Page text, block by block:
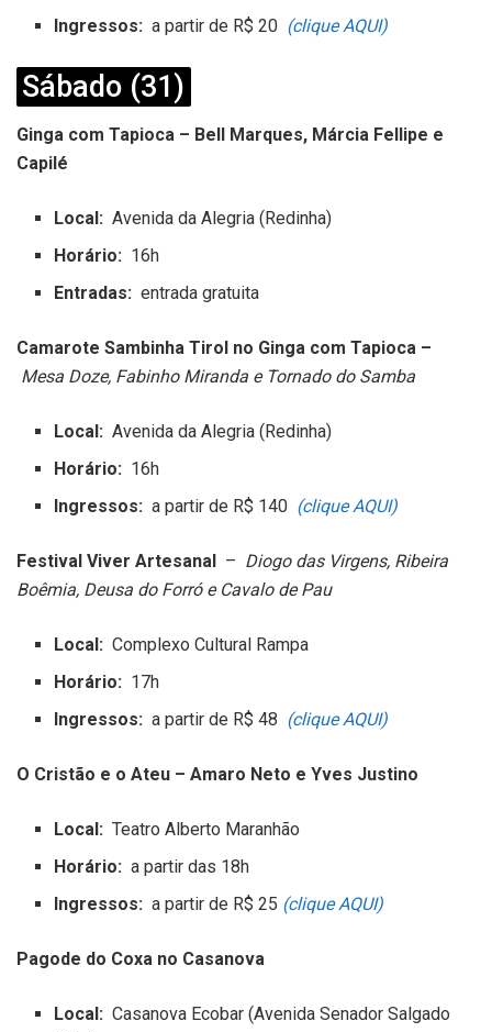
Ingressos: a partir de R$ 20 (clique AQUI)
Sábado (31)
Ginga com Tapioca – Bell Marques, Márcia Fellipe e
Capilé
Local: Avenida da Alegria (Redinha)
Horário: 16h
Entradas: entrada gratuita
Camarote Sambinha Tirol no Ginga com Tapioca –
Mesa Doze, Fabinho Miranda e Tornado do Samba
Local: Avenida da Alegria (Redinha)
Horário: 16h
Ingressos: a partir de R$ 140 (clique AQUI)
Festival Viver Artesanal – Diogo das Virgens, Ribeira
Boêmia, Deusa do Forró e Cavalo de Pau
Local: Complexo Cultural Rampa
Horário: 17h
Ingressos: a partir de R$ 48 (clique AQUI)
O Cristão e o Ateu – Amaro Neto e Yves Justino
Local: Teatro Alberto Maranhão
Horário: a partir das 18h
Ingressos: a partir de R$ 25 (clique AQUI)
Pagode do Coxa no Casanova
Local: Casanova Ecobar (Avenida Senador Salgado